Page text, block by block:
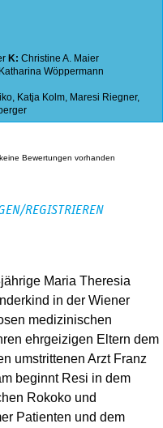
K: Christine A. Maier
Katharina Wöppermann
, Katja Kolm, Maresi Riegner,
Bewertungen vorhanden
REGISTRIEREN
Maria Theresia
in der Wiener
medizinischen
ehrgeizigen Eltern dem
umstrittenen Arzt Franz
beginnt Resi in dem
Rokoko und
Patienten und dem